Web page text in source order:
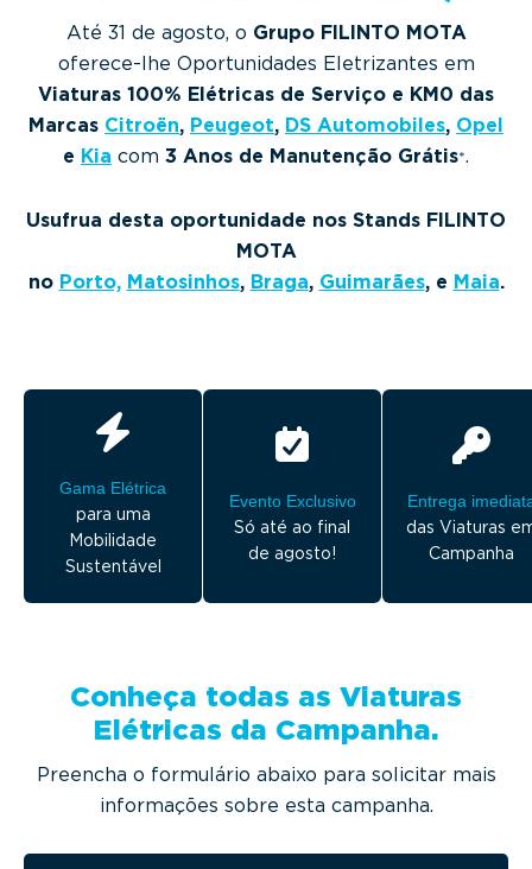
i
o
Até 31 de agosto, o Grupo FILINTO MOTA
oferece-lhe Oportunidades Eletrizantes em
Viaturas 100% Elétricas de Serviço e KM0 das
Marcas Citroën, Peugeot, DS Automobiles, Opel
e Kia com 3 Anos de Manutenção Grátis*.
Usufrua desta oportunidade nos Stands FILINTO
MOTA
no Porto, Matosinhos, Braga, Guimarães, e Maia.
Gama Elétrica
para uma
Mobilidade
Sustentável
Evento Exclusivo
Só até ao final
de agosto!
Entrega
das Viaturas
Campanha
Conheça todas as Viaturas
Elétricas da Campanha.
Preencha o formulário abaixo para solicitar mais
informações sobre esta campanha.